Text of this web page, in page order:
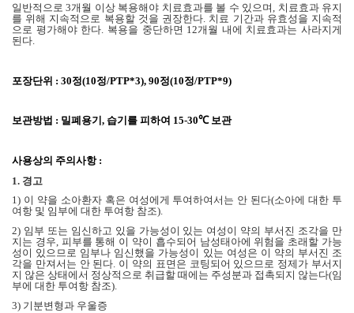
일반적으로 3개월 이상 복용해야 치료효과를 볼 수 있으며
치료효과 유지
를 위해 지속적으로 복용할 것을 권장한다 치료 기간과 유효성을 지속적
으로 평가해야 한다 복용을 중단하면 12개월 내에 치료효과는 사라지게
된다
포장단위 : 30정(10정/PTP*3), 90정(10정/PTP*9)
보관방법 : 밀폐용기 , 습기를 피하여 15-30℃ 보관
사용상의 주의사항:
1. 경고
1) 이 약을 소아환자 혹은 여성에게 투여하여서는 안 된다(소아에 대한 투
여항 및 임부에 대한 투여항 참조).
2) 임부 또는 임신하고 있을 가능성이 있는 여성이 약의 부서진 조각을 만
지는 경우 피부를 통해 이 약이 흡수되어 남성태아에 위험을 초래할 가능
성이 있으므로 임부나 임신했을 가능성이 있는 여성은 이 약의 부서진 조
각을 만져서는 안 된다 이 약의 표면은 코팅되어 있으므로 정제가 부서지
지 않은 상태에서 정상적으로 취급할 때에는 주성분과 접촉되지 않는다(임
부에 대한 투여항 참조).
3) 기분변형과 우울증